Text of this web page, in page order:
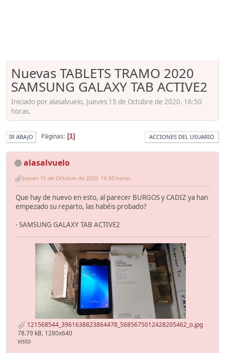
Nuevas TABLETS TRAMO 2020
SAMSUNG GALAXY TAB ACTIVE2
Iniciado por alasalvuelo, Jueves 15 de Octubre de 2020. 16:50
horas.
IR ABAJO Páginas 1 ACCIONES DEL USUARIO
alasalvuelo
Jueves 15 de Octubre de 2020. 16:50 horas.
Que hay de nuevo en esto, al parecer BURGOS y CADIZ ya han
empezado su reparto, las habéis probado?
- SAMSUNG GALAXY TAB ACTIVE2
121568544_3961638823864478_5685675012428205462_o.jpg
78.79 kB, 1280x640
visto